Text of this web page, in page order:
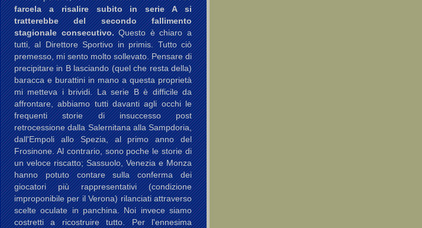
farcela a risalire subito in serie A si
tratterebbe del secondo fallimento
stagionale consecutivo.Questo è chiaro a
tutti, al Direttore Sportivo in primis. Tutto ciò
premesso, mi sento molto sollevato. Pensare di
precipitare in B lasciando (quel che resta della)
baracca e burattini in mano a questa proprietà
mi metteva i brividi. La serie B è difficile da
affrontare, abbiamo tutti davanti agli occhi le
frequenti storie di insuccesso post
retrocessione dalla Salernitana alla Sampdoria,
dall'Empoli allo Spezia, al primo anno del
Frosinone. Al contrario, sono poche le storie di
un veloce riscatto; Sassuolo, Venezia e Monza
hanno potuto contare sulla conferma dei
giocatori più rappresentativi (condizione
improponibile per il Verona) rilanciati attraverso
scelte oculate in panchina. Noi invece siamo
costretti a ricostruire tutto. Per l'ennesima